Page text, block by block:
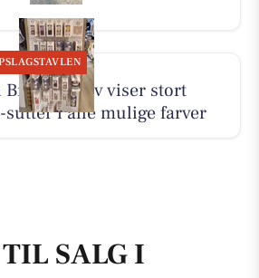
Brønderslev viser stort
sutter i alle mulige farver
SALG I